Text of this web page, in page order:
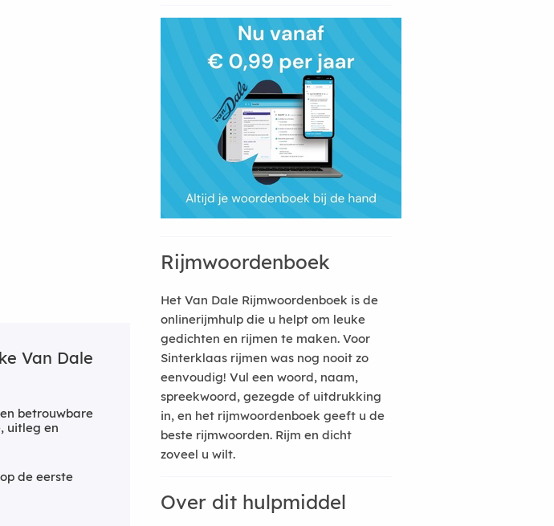
Van Dale
betrouwbare
uitleg en
de eerste
Rijmwoordenboek
Het Van Dale Rijmwoordenboek is de
onlinerijmhulp die u helpt om leuke
gedichten en rijmen te maken. Voor
Sinterklaas rijmen was nog nooit zo
eenvoudig! Vul een woord, naam,
spreekwoord, gezegde of uitdrukking
in, en het rijmwoordenboek geeft u de
beste rijmwoorden. Rijm en dicht
zoveel u wilt.
Over dit hulpmiddel